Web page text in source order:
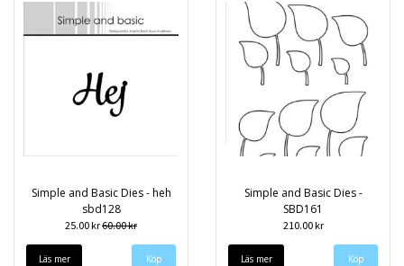
Simple and Basic Dies - heh
sbd128
25.00 kr60.00 kr
Läs mer
Simple and Basic Dies -
SBD161
210.00 kr
Läs mer